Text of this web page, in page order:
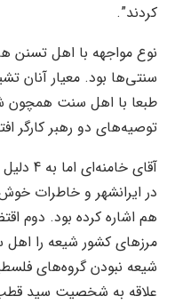
کردند”.
نوع مواجهه با اهل تسنن
سنتی‌ها بود. معیار آنان
طبعا با اهل سنت همچون
توصیه‌های دو رهبر کارگر
آقای
در ایرانشهر و خاطرات
هم اشاره کرده بود. دوم
مرزهای کشور شیعه را اهل
شیعه نبودن گروه‌های
علاقه به شخصیت سید قطب